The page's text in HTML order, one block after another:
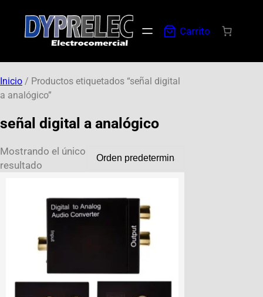
Carrito
Inicio / Productos etiquetados “señal digital
a analógico”
señal digital a analógico
Mostrando el único
resultado